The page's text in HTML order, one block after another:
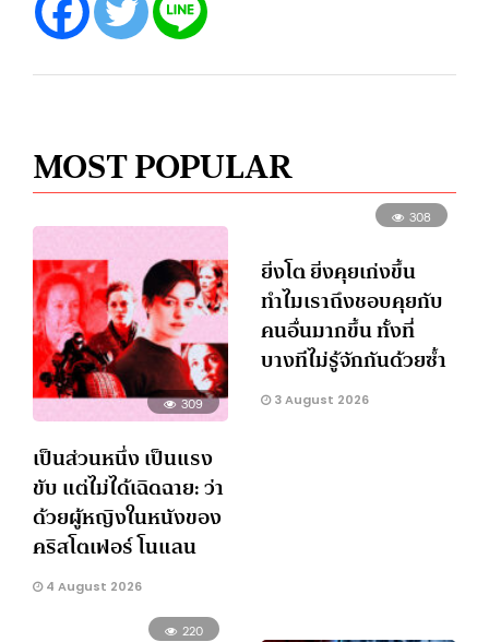
MOST POPULAR
309
เป็นส่วนหนึ่ง เป็นแรง
ขับ แต่ไม่ได้เฉิดฉาย: ว่า
ด้วยผู้หญิงในหนังของ
คริสโตเฟอร์ โนแลน
4 August 2026
308
ยิ่งโต ยิ่งคุยเก่งขึ้น
ทำไมเราถึงชอบคุยกับ
คนอื่นมากขึ้น ทั้งที่
บางทีไม่รู้จักกันด้วยซ้ำ
3 August 2026
220